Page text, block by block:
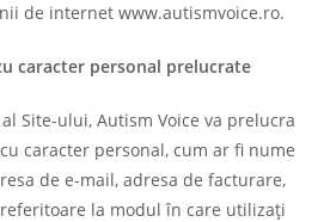
de internet www.autismvoice.ro.
caracter personal prelucrate
Site-ului, Autism Voice va prelucra
caracter personal, cum ar fi nume
de e-mail, adresa de facturare,
la modul în care utilizați